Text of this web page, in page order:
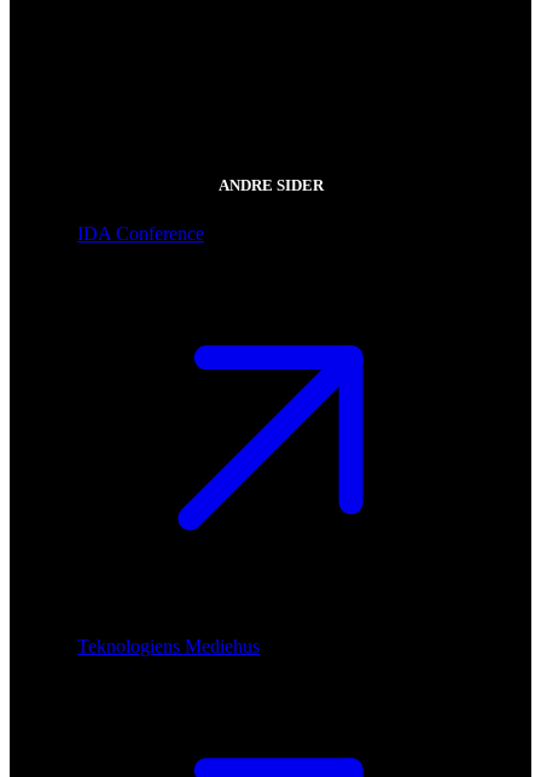
ANDRE SIDER
IDA Conference
Teknologiens Mediehus